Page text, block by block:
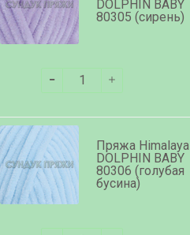
DOLPHIN BABY
80305 (сирень)
Пряжа Himalaya
DOLPHIN BABY
80306 (голубая
бусина)